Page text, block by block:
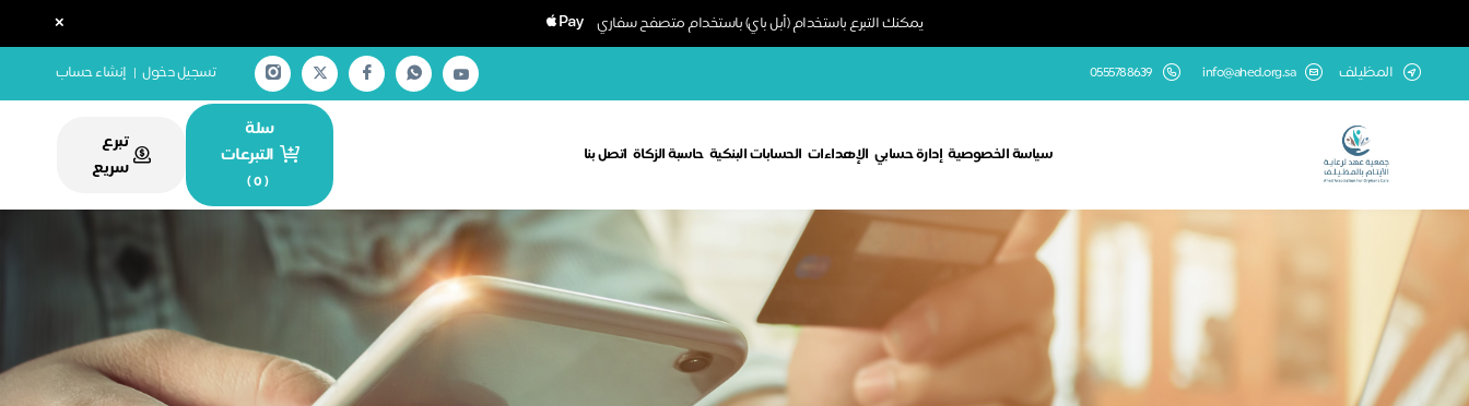
يمكنك التبرع باستخدام (أبل باي) باستخدام متصفح سفاري ×
المظيلف info@ahed.org.sa
0555788639 تسجيل دخول | إنشاء حساب
سياسة الخصوصية إدارة حسابي الإهداءات الحسابات البنكية حاسبة الزكاة اتصل بنا
سلة
التبرعات
(
0
)
تبرع
سريع